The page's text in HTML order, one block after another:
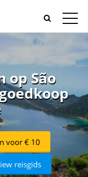
op São
voor € 10
reisgids